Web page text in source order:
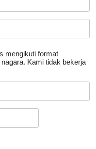
mengikuti format
Kami tidak bekerja